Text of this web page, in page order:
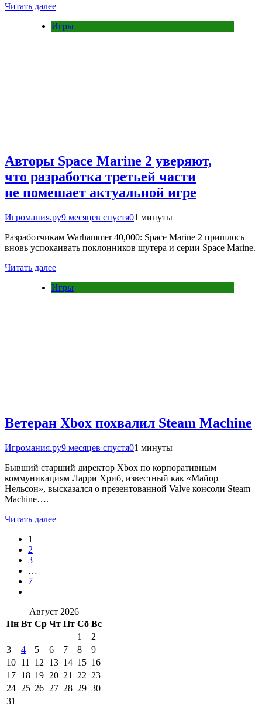
Читать далее
Игры
Авторы Space Marine 2 уверяют,
что разработка третьей части
не помешает актуальной игре
Игромания.ру9 месяцев спустя01 минуты
Разработчикам Warhammer 40,000: Space Marine 2 пришлось
вновь успокаивать поклонников шутера и серии Space Marine.
Читать далее
Игры
Ветеран Xbox похвалил Steam Machine
Игромания.ру9 месяцев спустя01 минуты
Бывший старший директор Xbox по корпоративным
коммуникациям Ларри Хриб, известный как «Майор
Нельсон», высказался о презентованной Valve консоли Steam
Machine….
Читать далее
1
2
3
…
7
Август 2026
Пн Вт Ср Чт Пт Сб Вс
1
2
3
4 5 6 7 8
9
10 11 12 13 14 15 16
17 18 19 20 21 22 23
24 25 26 27 28 29 30
31